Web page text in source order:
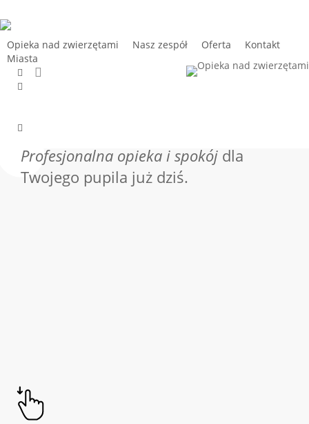
to
main
content
Opieka nad zwierzętami Nasz zespół Oferta
Kontakt
Miasta
facebook
pinterest
tiktok
Strona główna
Profesjonalna opieka i spokój dla
Twojego pupila już dziś.